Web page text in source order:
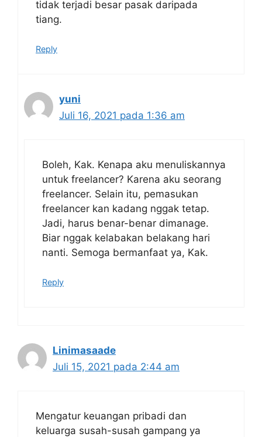
tidak terjadi besar pasak daripada
tiang.
Reply
yuni
Juli 16, 2021 pada 1:36 am
Boleh, Kak. Kenapa aku menuliskannya
untuk freelancer? Karena aku seorang
freelancer. Selain itu, pemasukan
freelancer kan kadang nggak tetap.
Jadi, harus benar-benar dimanage.
Biar nggak kelabakan belakang hari
nanti. Semoga bermanfaat ya, Kak.
Reply
Linimasaade
Juli 15, 2021 pada 2:44 am
Mengatur keuangan pribadi dan
keluarga susah-susah gampang ya